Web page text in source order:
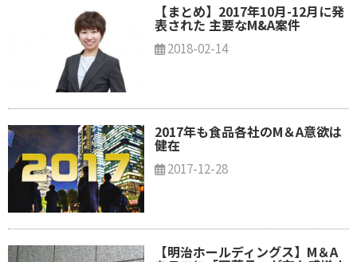
【まとめ】2017年10月-12月に発
表された 主要なM&A案件
2018-02-14
2017年も食品各社のM＆A意欲は
健在
2017-12-28
【明治ホールディングス】M＆A